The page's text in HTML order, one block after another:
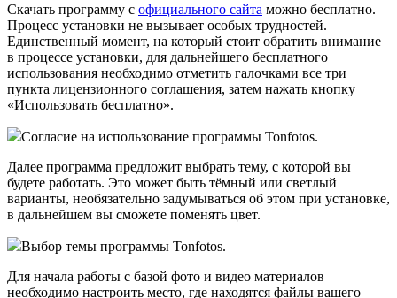
Скачать программу с официального сайта можно бесплатно.
Процесс установки не вызывает особых трудностей.
Единственный момент, на который стоит обратить внимание
в процессе установки, для дальнейшего бесплатного
использования необходимо отметить галочками все три
пункта лицензионного соглашения, затем нажать кнопку
«Использовать бесплатно».
Согласие на использование программы Tonfotos.
Далее программа предложит выбрать тему, с которой вы
будете работать. Это может быть тёмный или светлый
варианты, необязательно задумываться об этом при установке,
в дальнейшем вы сможете поменять цвет.
Выбор темы программы Tonfotos.
Для начала работы с базой фото и видео материалов
необходимо настроить место, где находятся файлы вашего